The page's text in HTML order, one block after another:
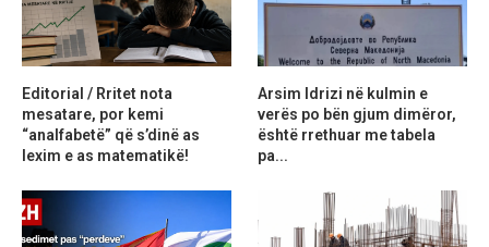
Editorial / Rritet nota
mesatare, por kemi
“analfabetë” që s’dinë as
lexim e as matematikë!
Arsim Idrizi në kulmin e
verës po bën gjum dimëror,
është rrethuar me tabela
pa...